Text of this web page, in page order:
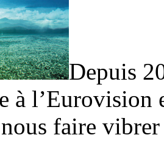
Depuis
à
faire